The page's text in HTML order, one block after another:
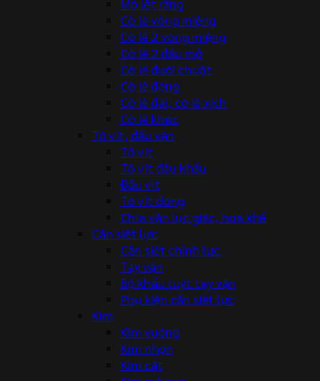
Cờ lê vòng miệng
Cờ lê 2 vòng miệng
Cờ lê 2 đầu mở
Cờ lê đuôi chuột
Cờ lê đóng
Cờ lê đai, cờ lê xích
Cờ lê khác
Tô vít, đầu vặn
Tô vít
Tô vít đầu khẩu
Đầu vít
Tô vít đóng
Chìa vặn lục giác, hoa khế
Cần siết lực
Cần siết chỉnh lực
Tay vặn
Bộ khẩu tuýt tay vặn
Phụ kiện cần siết lực
Kìm
Kìm vuông
Kìm nhọn
Kìm cắt